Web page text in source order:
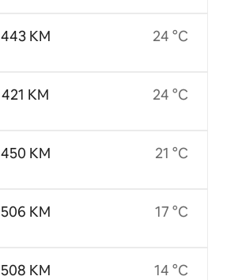
443 KM
421 KM
450 KM
506 KM
508 KM
24 °C
24 °C
21 °C
17 °C
14 °C